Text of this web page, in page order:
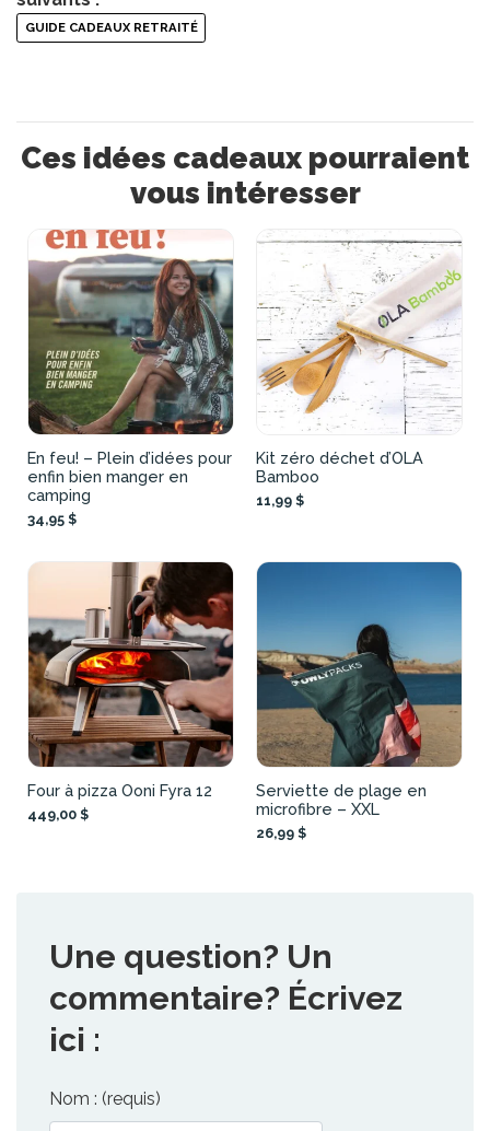
GUIDE CADEAUX RETRAITÉ
Ces idées cadeaux pourraient
vous intéresser
En feu! – Plein d’idées pour
enfin bien manger en
camping
34,95 $
Kit zéro déchet d’OLA
Bamboo
11,99 $
Four à pizza Ooni Fyra 12
449,00 $
Serviette de plage en
microfibre – XXL
26,99 $
Une question? Un
commentaire? Écrivez
ici :
Nom : (requis)